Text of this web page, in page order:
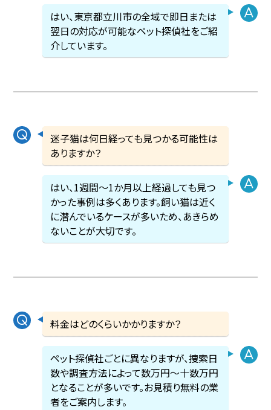
はい、東京都立川市の全域で即日または
翌日の対応が可能なペット探偵社をご紹
介しています。
迷子猫は何日経っても見つかる可能性は
ありますか？
はい、1週間〜1か月以上経過しても見つ
かった事例は多くあります。飼い猫は近く
に潜んでいるケースが多いため、あきらめ
ないことが大切です。
料金はどのくらいかかりますか？
ペット探偵社ごとに異なりますが、捜索日
数や調査方法によって数万円〜十数万円
となることが多いです。お見積り無料の業
者をご案内します。